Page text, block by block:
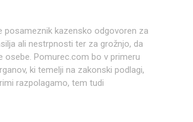
posameznik kazensko odgovoren za
ali nestrpnosti ter za grožnjo, da
osebe. Pomurec.com bo v primeru
ki temelji na zakonski podlagi,
razpolagamo, tem tudi